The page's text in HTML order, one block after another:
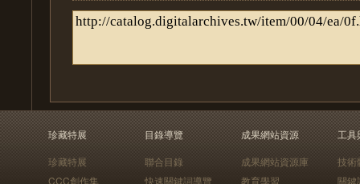
珍藏特展
珍藏特展
CCC創作集
目錄導覽
聯合目錄
快速關鍵詞導覽
成果網站資源
成果網站資源庫
教育學習
工具
技術
關鍵